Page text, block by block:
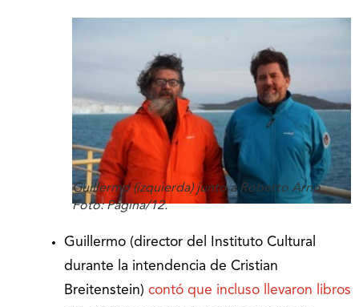
Guillermo (izquierda) junto a Roberto Arno.
Foto: Página/12.
Guillermo (director del Instituto Cultural
durante la intendencia de Cristian
Breitenstein) contó que incluso llevaron libros